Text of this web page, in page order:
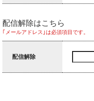
配信解除はこちら
｢メールアドレス｣は必須項目です。
配信解除